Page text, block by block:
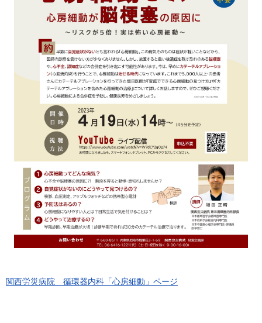
関西労災病院 循環器内科「心房細動」ページ